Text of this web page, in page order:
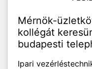
Mérnök-
kollégát
budapesti
Ipari